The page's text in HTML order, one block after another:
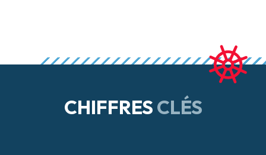
CHIFFRES CLÉS